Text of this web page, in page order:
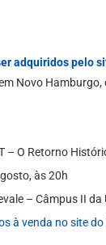
adquiridos pelo
Novo
– O Retorno
às 20h
– Câmpus II
à venda no site do